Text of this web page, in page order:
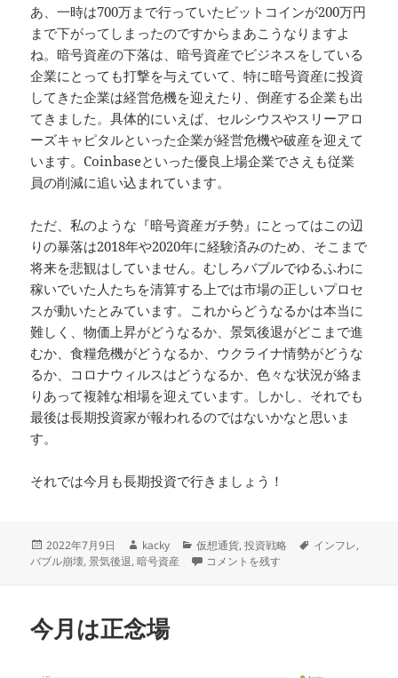
あ、一時は700万まで行っていたビットコインが200万円
まで下がってしまったのですからまあこうなりますよ
ね。暗号資産の下落は、暗号資産でビジネスをしている
企業にとっても打撃を与えていて、特に暗号資産に投資
してきた企業は経営危機を迎えたり、倒産する企業も出
てきました。具体的にいえば、セルシウスやスリーアロ
ーズキャピタルといった企業が経営危機や破産を迎えて
います。Coinbaseといった優良上場企業でさえも従業
員の削減に追い込まれています。
ただ、私のような『暗号資産ガチ勢』にとってはこの辺
りの暴落は2018年や2020年に経験済みのため、そこまで
将来を悲観はしていません。むしろバブルでゆるふわに
稼いでいた人たちを清算する上では市場の正しいプロセ
スが動いたとみています。これからどうなるかは本当に
難しく、物価上昇がどうなるか、景気後退がどこまで進
むか、食糧危機がどうなるか、ウクライナ情勢がどうな
るか、コロナウィルスはどうなるか、色々な状況が絡ま
りあって複雑な相場を迎えています。しかし、それでも
最後は長期投資家が報われるのではないかなと思いま
す。
それでは今月も長期投資で行きましょう！
投
稿
2022年7月9日
作
成
kacky
カ
テ
仮想通貨,投資戦略
タ
インフレ,
バブル崩壊,景気後退,暗号資産 そろそろ本当の底かな(淡い期待) に
コメントを残す
今月は正念場